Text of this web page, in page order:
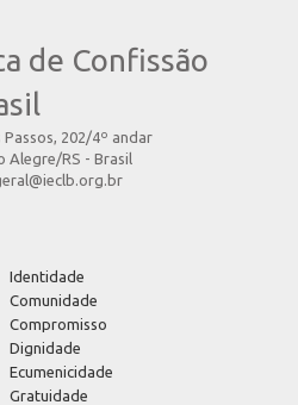
de Confissão
Passos, 202/4º andar
Alegre/RS - Brasil
Identidade
Comunidade
Compromisso
Dignidade
Ecumenicidade
Gratuidade